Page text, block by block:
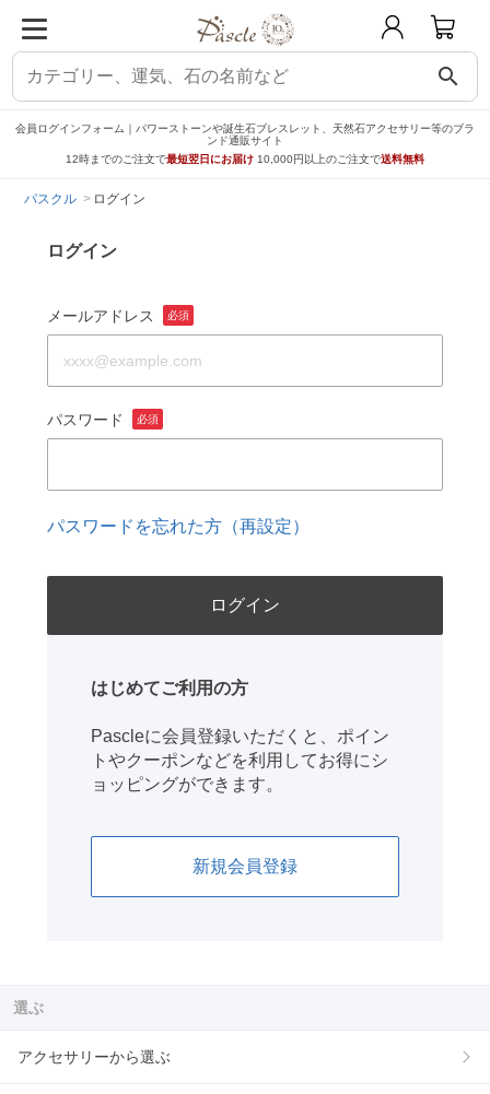
search
会員ログインフォーム｜パワーストーンや誕生石ブレスレット、天然石アクセサリー等のブラ
ンド通販サイト
12時までのご注文で最短翌日にお届け 10,000円以上のご注文で送料無料
パスクル ログイン
ログイン
メールアドレス 必須
パスワード 必須
パスワードを忘れた方（再設定）
はじめてご利用の方
Pascleに会員登録いただくと、ポイン
トやクーポンなどを利用してお得にシ
ョッピングができます。
新規会員登録
選ぶ
アクセサリーから選ぶ